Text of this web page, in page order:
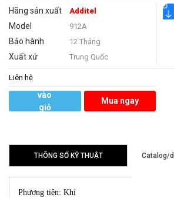
Hãng sản xuất Additel
Model 912A
Bảo hành 12 Tháng
Xuất xứ Trung Quốc
Liên hệ
vào
giỏ
Mua ngay
THÔNG SỐ KỸ THUẬT
Catalog/
Phương tiện: Khí